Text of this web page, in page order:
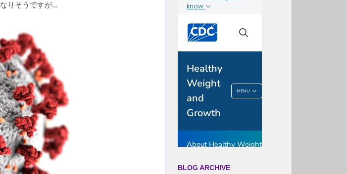
りそうですが...
BLOG ARCHIVE